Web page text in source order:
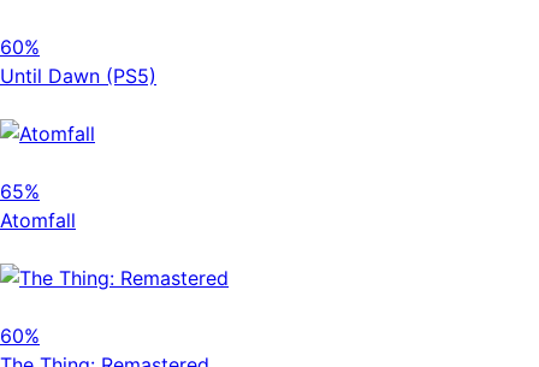
60%
Until Dawn (PS5)
65%
Atomfall
60%